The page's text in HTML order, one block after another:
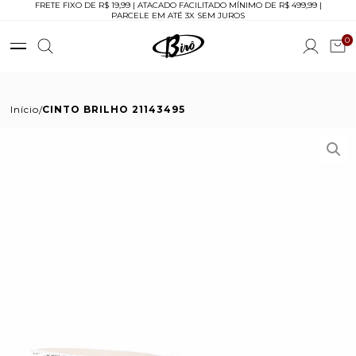
FRETE FIXO DE R$ 19,99 | ATACADO FACILITADO MÍNIMO DE R$ 499,99 |
PARCELE EM ATÉ 3X SEM JUROS
0
Início CINTO BRILHO 21143495